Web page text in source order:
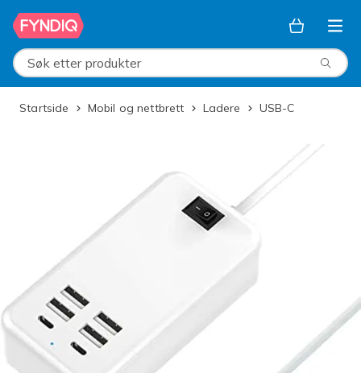
Hopp til hovedinnhold
Søk etter produkter
Startside Mobil og nettbrett Ladere USB-C